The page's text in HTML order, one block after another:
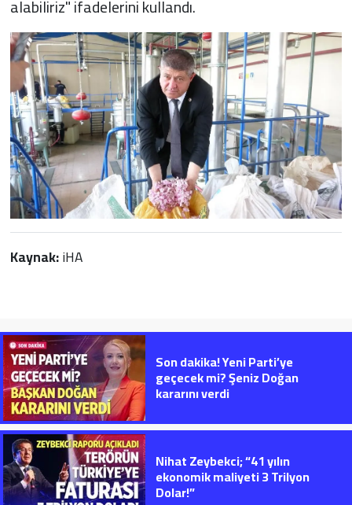
alabiliriz" ifadelerini kullandı.
Kaynak:iHA
Son dakika! Yeni Parti’ye
geçecek mi? Şeniz Doğan
kararını verdi
Nihat Zeybekci; “41 yılın
ekonomik maliyeti 3 Trilyon
Dolar!”